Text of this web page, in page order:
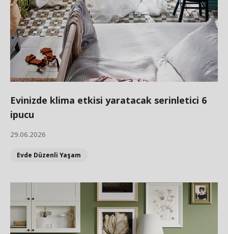
Evinizde klima etkisi yaratacak serinletici 6
ipucu
29.06.2026
Evde Düzenli Yaşam